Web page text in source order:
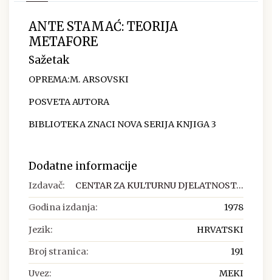
ANTE STAMAĆ: TEORIJA
METAFORE
Sažetak
OPREMA:M. ARSOVSKI
POSVETA AUTORA
BIBLIOTEKA ZNACI NOVA SERIJA KNJIGA 3
Dodatne informacije
Izdavač: CENTAR ZA KULTURNU DJELATNOST...
Godina izdanja: 1978
Jezik: HRVATSKI
Broj stranica: 191
Uvez: MEKI